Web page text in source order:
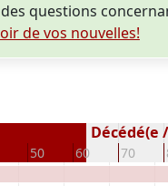
questions
de vos nouvelles!
50 60 70
Décédé(e